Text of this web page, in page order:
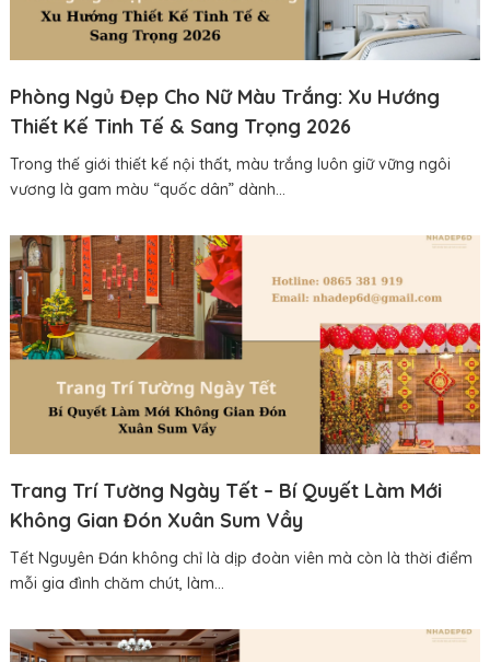
Phòng Ngủ Đẹp Cho Nữ Màu Trắng: Xu Hướng
Thiết Kế Tinh Tế & Sang Trọng 2026
Trong thế giới thiết kế nội thất, màu trắng luôn giữ vững ngôi
vương là gam màu “quốc dân” dành...
Trang Trí Tường Ngày Tết – Bí Quyết Làm Mới
Không Gian Đón Xuân Sum Vầy
Tết Nguyên Đán không chỉ là dịp đoàn viên mà còn là thời điểm
mỗi gia đình chăm chút, làm...